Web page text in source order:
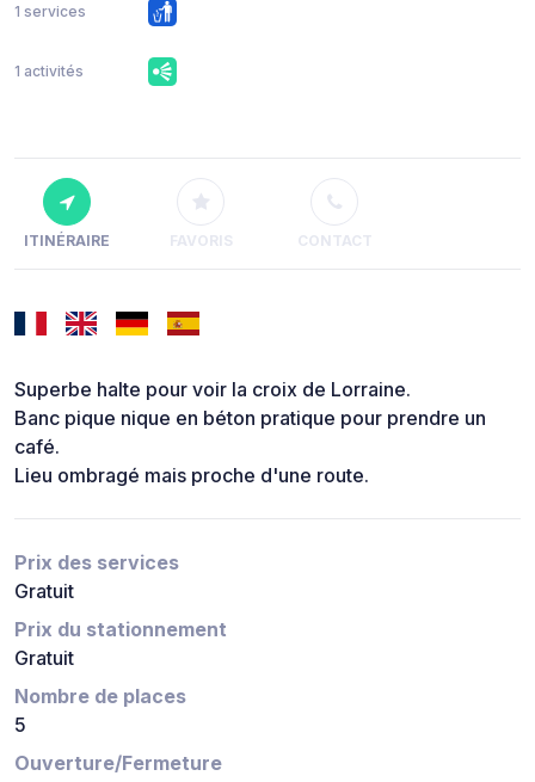
1 services
1 activités
ITINÉRAIRE FAVORIS CONTACT
Superbe halte pour voir la croix de Lorraine.
Banc pique nique en béton pratique pour prendre un
café.
Lieu ombragé mais proche d'une route.
Prix des services
Gratuit
Prix du stationnement
Gratuit
Nombre de places
5
Ouverture/Fermeture